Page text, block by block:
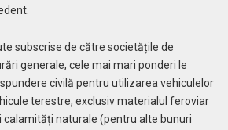
subscrise de către societățile de
generale, cele mai mari ponderi le
civilă pentru utilizarea vehiculelor
terestre, exclusiv materialul feroviar
calamități naturale (pentru alte bunuri